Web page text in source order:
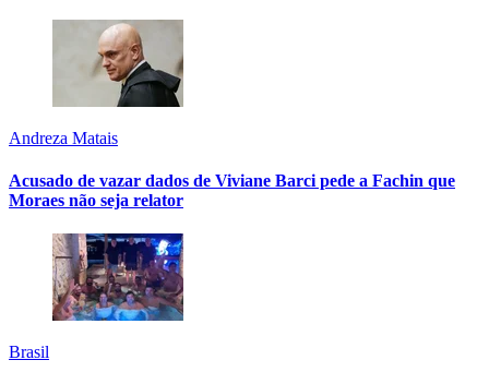
Andreza Matais
Acusado de vazar dados de Viviane Barci pede a Fachin que
Moraes não seja relator
Brasil